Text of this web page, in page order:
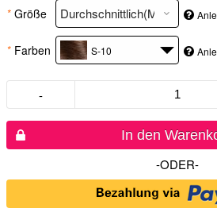
* Größe
* Farben S-10
-
In den
-ODER-